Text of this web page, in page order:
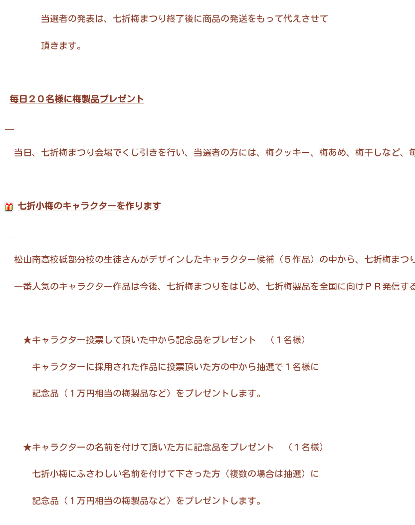
当選者の発表は、七折梅まつり終了後に商品の発送をもって代えさせて
頂きます。
毎日２０名様に梅製品プレゼント
当日、七折梅まつり会場でくじ引きを行い、当選者の方には、梅クッキー、梅あめ、梅干しなど
七折小梅のキャラクターを作ります
松山南高校砥部分校の生徒さんがデザインしたキャラクター候補（５作品）の中から、七折梅まつ
一番人気のキャラクター作品は今後、七折梅まつりをはじめ、七折梅製品を全国に向けＰＲ発信す
★キャラクター投票して頂いた中から記念品をプレゼント （１名様）
キャラクターに採用された作品に投票頂いた方の中から抽選で１名様に
記念品（１万円相当の梅製品など）をプレゼントします。
★キャラクターの名前を付けて頂いた方に記念品をプレゼント （１名様）
七折小梅にふさわしい名前を付けて下さった方（複数の場合は抽選）に
記念品（１万円相当の梅製品など）をプレゼントします。